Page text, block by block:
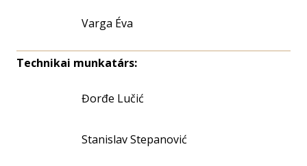
Varga Éva
Technikai munkatárs:
Đorđe Lučić
Stanislav Stepanović